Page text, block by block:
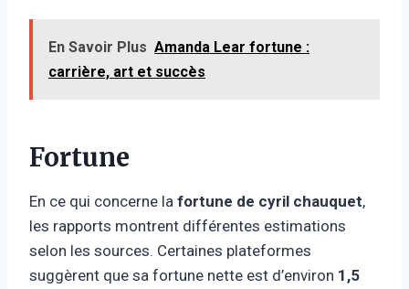
En Savoir Plus Amanda Lear fortune :
carrière, art et succès
Fortune
En ce qui concerne la fortune de cyril chauquet,
les rapports montrent différentes estimations
selon les sources. Certaines plateformes
suggèrent que sa fortune nette est d’environ 1,5